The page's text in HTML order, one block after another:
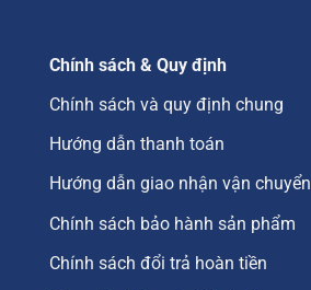
Chính sách & Quy định
Chính sách và quy định chung
Hướng dẫn thanh toán
Hướng dẫn giao nhận vận chuyển
Chính sách bảo hành sản phẩm
Chính sách đổi trả hoàn tiền